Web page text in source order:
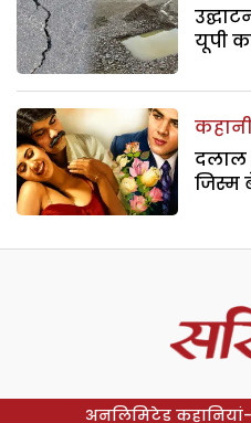
यूपी
दलाल
जिस्म
अनलिमिटेड